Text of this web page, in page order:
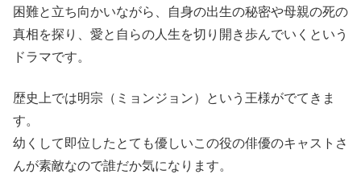
困難と立ち向かいながら、自身の出生の秘密や母親の死の
真相を探り、愛と自らの人生を切り開き歩んでいくという
ドラマです。
歴史上では明宗（ミョンジョン）という王様がでてきま
す。
幼くして即位したとても優しいこの役の俳優のキャストさ
んが素敵なので誰だか気になります。